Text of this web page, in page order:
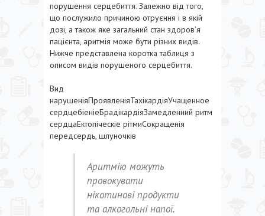
порушення серцебиття. Залежно від того,
що послужило причиною отруєння і в якій
дозі, а також яке загальний стан здоров’я
пацієнта, аритмія може бути різних видів.
Нижче представлена коротка таблиця з
описом видів порушеного серцебиття.
Вид
нарушеніяПроявленіяТахікардіяУчащенное
сердцебіеніеБрадікардіяЗамедленний ритм
сердцаЕктопіческіе рітмиСокращенія
передсердь, шлуночків
Аритмію можуть
провокувати
нікотинові продукти
та алкогольні напої.